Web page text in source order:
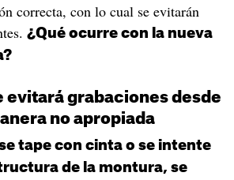
correcta, con lo cual se evitarán
¿Qué ocurre con la nueva
evitará grabaciones desde
no apropiada
tape con cinta o se intente
de la montura, se